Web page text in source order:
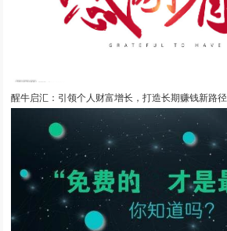
醒牛启汇：引领个人财富增长，打造长期赚钱新路径